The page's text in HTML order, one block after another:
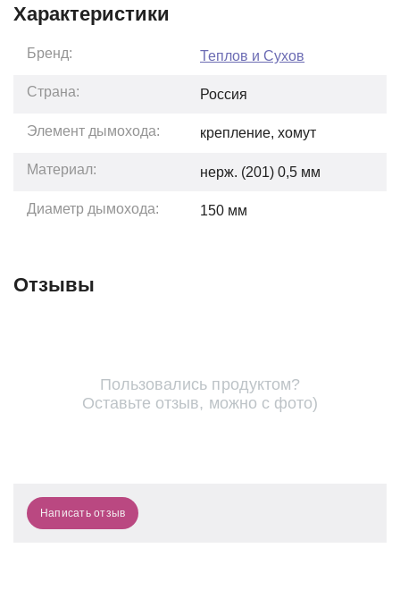
Характеристики
Бренд: Теплов и Сухов
Страна: Россия
Элемент дымохода: крепление, хомут
Материал: нерж. (201) 0,5 мм
Диаметр дымохода: 150 мм
Отзывы
Пользовались продуктом?
Оставьте отзыв, можно с фото)
Написать отзыв